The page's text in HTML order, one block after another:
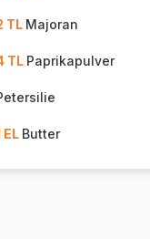
TL Majoran
TL Paprikapulver
EL Butter